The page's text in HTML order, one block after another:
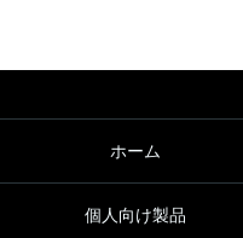
ホーム
個人向け製品